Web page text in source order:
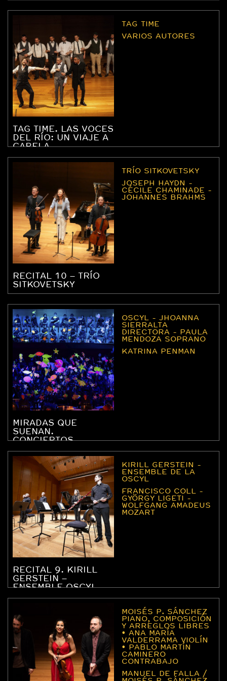
TAG TIME. LAS VOCES
DEL RÍO: UN VIAJE A
CAPELA
TAG TIME
VARIOS AUTORES
RECITAL 10 – TRÍO
SITKOVETSKY
TRÍO SITKOVETSKY
JOSEPH HAYDN -
CÉCILE CHAMINADE -
JOHANNES BRAHMS
MIRADAS QUE
SUENAN.
CONCIERTOS
OSCYL - JHOANNA
SIERRALTA
DIRECTORA - PAULA
MENDOZA SOPRANO
KATRINA PENMAN
RECITAL 9. KIRILL
GERSTEIN –
ENSEMBLE OSCYL
KIRILL GERSTEIN -
ENSEMBLE DE LA
OSCYL
FRANCISCO COLL -
GYÖRGY LIGETI -
WOLFGANG AMADEUS
MOZART
MOISÉS P. SÁNCHEZ
PIANO, COMPOSICIÓN
Y ARREGLOS LIBRES
• ANA MARÍA
VALDERRAMA VIOLÍN
• PABLO MARTÍN
CAMINERO
CONTRABAJO
MANUEL DE FALLA /